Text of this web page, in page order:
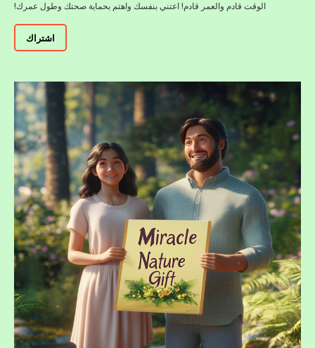
الوقت قادم والعمر قادم! اعتني بنفسك واهتم بحماية صحتك وطول عمرك!
اشتراك